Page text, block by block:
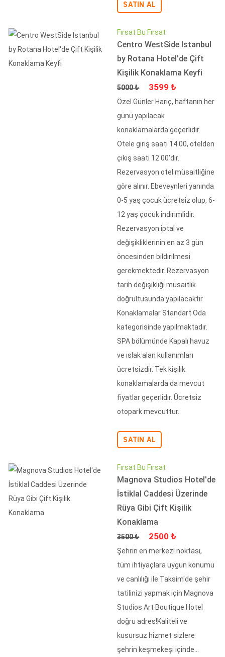
SATIN AL
Fırsat Bu Fırsat
Centro WestSide Istanbul
by Rotana Hotel'de Çift
Kişilik Konaklama Keyfi
Fiyat
5000 ₺ İndirimli Fiyat
3599 ₺
Özel Günler Hariç, haftanın her
günü yapılacak
konaklamalarda geçerlidir.
Otele giriş saati 14.00, otelden
çıkış saati 12.00'dir.
Rezervasyon otel müsaitliğine
göre alınır. Ebeveynleri yanında
0-5 yaş çocuk ücretsiz olup, 6-
12 yaş çocuk indirimlidir.
Rezervasyon iptal ve
değişikliklerinin en az 3 gün
öncesinden bildirilmesi
gerekmektedir. Rezervasyon
tarih değişikliği müsaitlik
doğrultusunda yapılacaktır.
Konaklamalar Standart Oda
kategorisinde yapılmaktadır.
SPA bölümünde Kapalı havuz
ve ıslak alan kullanımları
ücretsizdir. Tek kişilik
konaklamalarda da mevcut
fiyatlar geçerlidir. Ücretsiz
otopark mevcuttur.
SATIN AL
Fırsat Bu Fırsat
Magnova Studios Hotel'de
İstiklal Caddesi Üzerinde
Rüya Gibi Çift Kişilik
Konaklama
Fiyat
3500 ₺ İndirimli Fiyat
2500 ₺
Şehrin en merkezi noktası,
tüm ihtiyaçlara uygun konumu
ve canlılığı ile Taksim'de şehir
tatilinizi yapmak için Magnova
Studios Art Boutique Hotel
doğru adres!Kaliteli ve
kusursuz hizmet sizlere
şehrin keşmekeşi içinde...